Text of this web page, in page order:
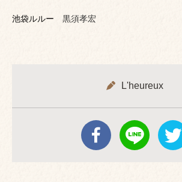
池袋ルルー 黒須孝宏
L'heureux